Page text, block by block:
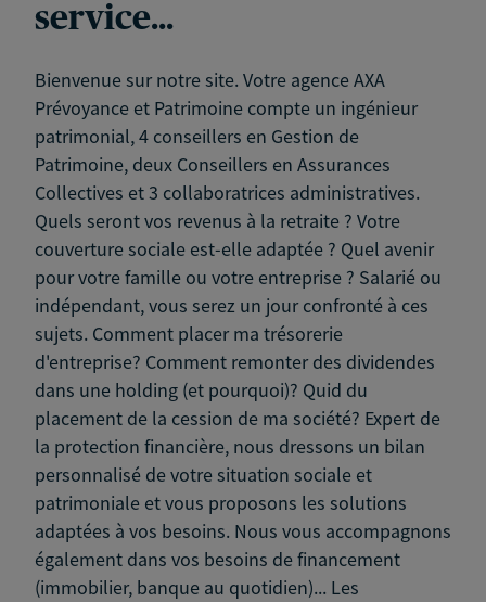
service...
Bienvenue sur notre site. Votre agence AXA
Prévoyance et Patrimoine compte un ingénieur
patrimonial, 4 conseillers en Gestion de
Patrimoine, deux Conseillers en Assurances
Collectives et 3 collaboratrices administratives.
Quels seront vos revenus à la retraite ? Votre
couverture sociale est-elle adaptée ? Quel avenir
pour votre famille ou votre entreprise ? Salarié ou
indépendant, vous serez un jour confronté à ces
sujets. Comment placer ma trésorerie
d'entreprise? Comment remonter des dividendes
dans une holding (et pourquoi)? Quid du
placement de la cession de ma société? Expert de
la protection financière, nous dressons un bilan
personnalisé de votre situation sociale et
patrimoniale et vous proposons les solutions
adaptées à vos besoins. Nous vous accompagnons
également dans vos besoins de financement
(immobilier, banque au quotidien)... Les